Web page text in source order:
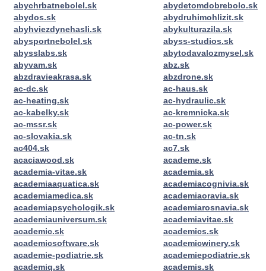
abychrbatnebolel.sk
abydetomdobrebolo.sk
abydos.sk
abydruhimohlizit.sk
abyhviezdynehasli.sk
abykulturazila.sk
abysportnebolel.sk
abyss-studios.sk
abysslabs.sk
abytodavalozmysel.sk
abyvam.sk
abz.sk
abzdravieakrasa.sk
abzdrone.sk
ac-dc.sk
ac-haus.sk
ac-heating.sk
ac-hydraulic.sk
ac-kabelky.sk
ac-kremnicka.sk
ac-mssr.sk
ac-power.sk
ac-slovakia.sk
ac-tn.sk
ac404.sk
ac7.sk
acaciawood.sk
academe.sk
academia-vitae.sk
academia.sk
academiaaquatica.sk
academiacognivia.sk
academiamedica.sk
academiaoravia.sk
academiapsychologik.sk
academiarosnavia.sk
academiauniversum.sk
academiavitae.sk
academic.sk
academics.sk
academicsoftware.sk
academicwinery.sk
academie-podiatrie.sk
academiepodiatrie.sk
academiq.sk
academis.sk